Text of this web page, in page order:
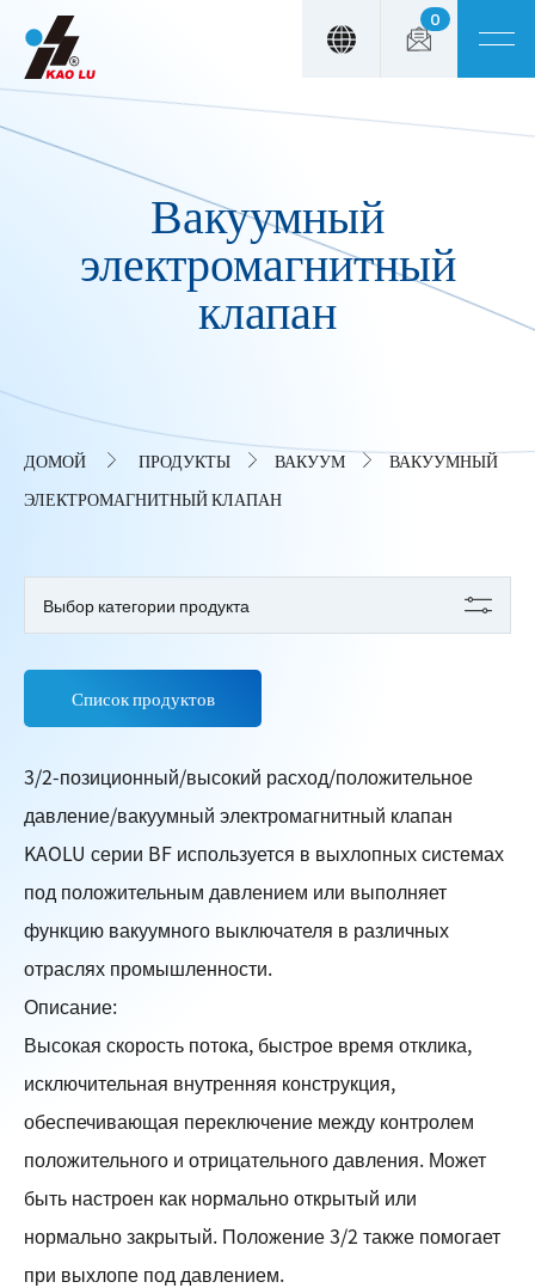
0
Вакуумный
электромагнитный
клапан
ДОМОЙ ПРОДУКТЫ ВАКУУМ
ВАКУУМНЫЙ
ЭЛЕКТРОМАГНИТНЫЙ КЛАПАН
Выбор категории продукта
Список продуктов
3/2-позиционный/высокий расход/положительное
давление/вакуумный электромагнитный клапан
KAOLU серии BF используется в выхлопных системах
под положительным давлением или выполняет
функцию вакуумного выключателя в различных
отраслях промышленности.
Описание:
Высокая скорость потока, быстрое время отклика,
исключительная внутренняя конструкция,
обеспечивающая переключение между контролем
положительного и отрицательного давления. Может
быть настроен как нормально открытый или
нормально закрытый. Положение 3/2 также помогает
при выхлопе под давлением.
Панель управления cookies